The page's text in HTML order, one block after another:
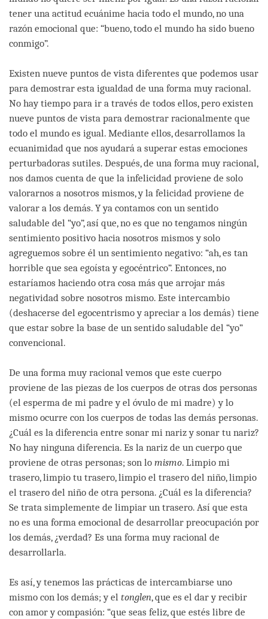
tener una actitud ecuánime hacia todo el mundo, no una
razón emocional que: “bueno, todo el mundo ha sido bueno
conmigo”.
Existen nueve puntos de vista diferentes que podemos usar
para demostrar esta igualdad de una forma muy racional.
No hay tiempo para ir a través de todos ellos, pero existen
nueve puntos de vista para demostrar racionalmente que
todo el mundo es igual. Mediante ellos, desarrollamos la
ecuanimidad que nos ayudará a superar estas emociones
perturbadoras sutiles. Después, de una forma muy racional,
nos damos cuenta de que la infelicidad proviene de solo
valorarnos a nosotros mismos, y la felicidad proviene de
valorar a los demás. Y ya contamos con un sentido
saludable del “yo”, así que, no es que no tengamos ningún
sentimiento positivo hacia nosotros mismos y solo
agreguemos sobre él un sentimiento negativo: “ah, es tan
horrible que sea egoísta y egocéntrico”. Entonces, no
estaríamos haciendo otra cosa más que arrojar más
negatividad sobre nosotros mismo. Este intercambio
(deshacerse del egocentrismo y apreciar a los demás) tiene
que estar sobre la base de un sentido saludable del “yo”
convencional.
De una forma muy racional vemos que este cuerpo
proviene de las piezas de los cuerpos de otras dos personas
(el esperma de mi padre y el óvulo de mi madre) y lo
mismo ocurre con los cuerpos de todas las demás personas.
¿Cuál es la diferencia entre sonar mi nariz y sonar tu nariz?
No hay ninguna diferencia. Es la nariz de un cuerpo que
proviene de otras personas; son lo mismo. Limpio mi
trasero, limpio tu trasero, limpio el trasero del niño, limpio
el trasero del niño de otra persona. ¿Cuál es la diferencia?
Se trata simplemente de limpiar un trasero. Así que esta
no es una forma emocional de desarrollar preocupación por
los demás, ¿verdad? Es una forma muy racional de
desarrollarla.
Es así, y tenemos las prácticas de intercambiarse uno
mismo con los demás; y el tonglen, que es el dar y recibir
con amor y compasión: “que seas feliz, que estés libre de